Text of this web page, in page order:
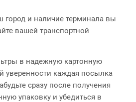
город и наличие терминала вы
вашей транспортной
в надежную картонную
уверенности каждая посылка
сразу после получения
упаковку и убедиться в